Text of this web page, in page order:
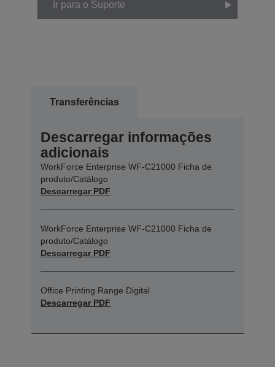
Ir para o Suporte
Transferências
Descarregar informações
adicionais
WorkForce Enterprise WF-C21000 Ficha de
produto/Catálogo
Descarregar PDF
WorkForce Enterprise WF-C21000 Ficha de
produto/Catálogo
Descarregar PDF
Office Printing Range Digital
Descarregar PDF